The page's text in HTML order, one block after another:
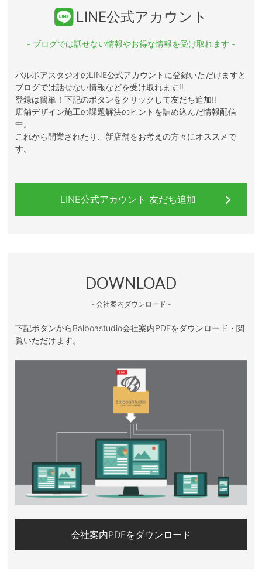
LINE公式アカウント
- ブログでは話せない情報やお得な情報を受け取れます -
バルボアスタジオのLINE公式アカウントに登録いただけますと
ブログでは話せない情報などを受け取れます!!
登録は簡単！下記のボタンをクリックして友だち追加!!
店舗デザイン施工の課題解決のヒントを詰め込んだ情報配信
中。
これから開業されたり、新店舗をお考えの方々にオススメで
す。
LINE公式アカウント 友だち追加
DOWNLOAD
- 会社案内ダウンロード -
下記ボタンからBalboastudio会社案内PDFをダウンロード・閲
覧いただけます。
会社案内PDFをダウンロード